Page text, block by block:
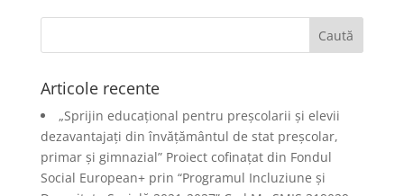
Articole recente
„Sprijin educațional pentru preșcolarii și elevii
dezavantajați din învățământul de stat preșcolar,
primar și gimnazial” Proiect cofinațat din Fondul
Social European+ prin “Programul Incluziune și